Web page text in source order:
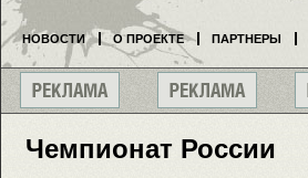
Чемпионат России
НОВОСТИ О ПРОЕКТЕ ПАРТНЕРЫ